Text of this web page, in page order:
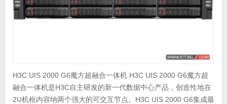
H3C UIS 2000 G6魔方超融合一体机 H3C UIS 2000 G6魔方超
融合一体机是H3C自主研发的新一代数据中心产品，创造性地在
2U机框内容纳两个强大的可交互节点。H3C UIS 2000 G6集成最